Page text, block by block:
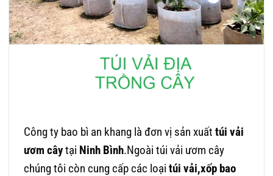
Công ty bao bì an khang là đơn vị sản xuất túi vải
ươm câytại Ninh Bình.Ngoài túi vải ươm cây
chúng tôi còn cung cấp các loại túi vải,xốp bao